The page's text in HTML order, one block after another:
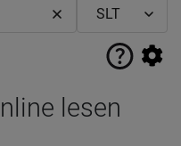
lesen